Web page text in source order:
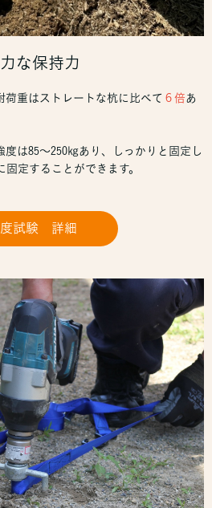
な保持力
荷重はストレートな杭に比べて ６倍 あ
は85～250㎏あり、しっかりと固定し
定することができます。
試験 詳細